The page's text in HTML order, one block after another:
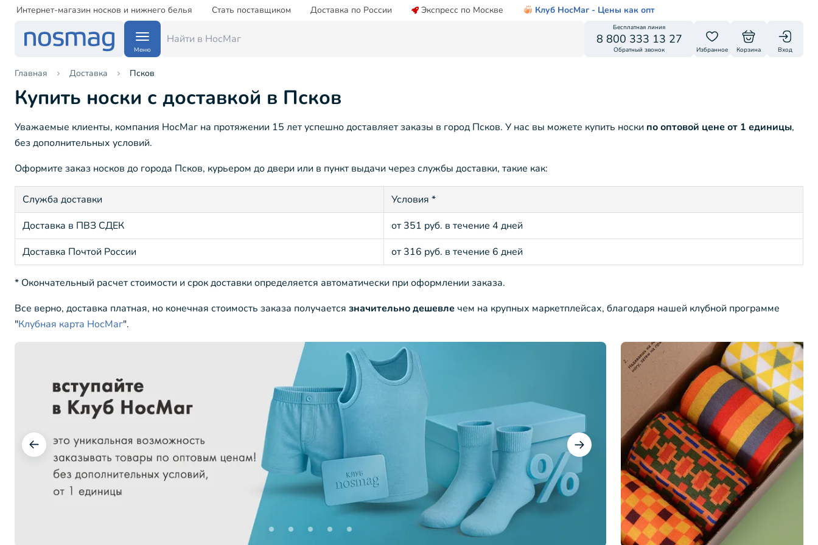
Интернет-магазин носков и нижнего белья Стать поставщиком Доставка по России Экспресс по Москве Клуб НосМаг - Цены как опт
Меню
Бесплатная линия
8 800 333 13 27
Обратный звонок Избранное Корзина Вход
Главная Доставка Псков
Купить носки с доставкой в Псков
Уважаемые клиенты, компания НосМаг на протяжении 15 лет успешно доставляет заказы в город Псков. У нас вы можете купить носки по оптовой цене от 1 единицы,
без дополнительных условий.
Оформите заказ носков до города Псков, курьером до двери или в пункт выдачи через службы доставки, такие как:
Служба доставки
Условия *
Доставка в ПВЗ СДЕК
от 351 руб. в течение 4 дней
Доставка Почтой России
от 316 руб. в течение 6 дней
* Окончательный расчет стоимости и срок доставки определяется автоматически при оформлении заказа.
Все верно, доставка платная, но конечная стоимость заказа получается значительно дешевле чем на крупных маркетплейсах, благодаря нашей клубной программе
"Клубная карта НосМаг".